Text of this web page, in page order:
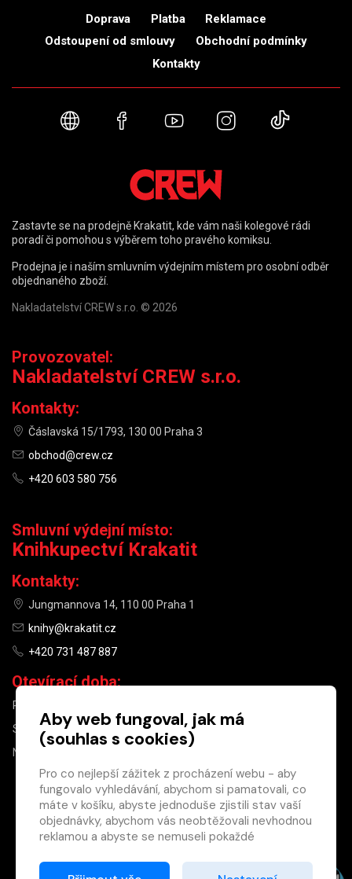
×
Máte u nás již
registrovaný
účet?
Doprava Platba
Reklamace
Odstoupení od smlouvy
Obchodní podmínky
Kontakty
Webové stránky
FacebookYouTubeInstagram
Zastavte se na prodejně Krakatit, kde vám naši kolegové rádi
poradí či pomohou s výběrem toho pravého komiksu.
Prodejna je i naším smluvním výdejním místem pro osobní odběr
objednaného zboží.
Nakladatelství CREW s.r.o. © 2026
Provozovatel:
Nakladatelství CREW s.r.o.
Kontakty:
Čáslavská 15/1793, 130 00 Praha 3
obchod@crew.cz
+420 603 580 756
Smluvní výdejní místo:
Knihkupectví Krakatit
Kontakty:
Jungmannova 14, 110 00 Praha 1
knihy@krakatit.cz
+420 731 487 887
Otevírací doba:
PO–PÁ
SO
10:00–13:00
NE
Aby web fungoval, jak má
(souhlas s cookies)
Pro co nejlepší zážitek z procházení webu - aby
fungovalo vyhledávání, abychom si pamatovali, co
máte v košíku, abyste jednoduše zjistili stav vaší
objednávky, abychom vás neobtěžovali nevhodnou
reklamou a abyste se nemuseli pokaždé